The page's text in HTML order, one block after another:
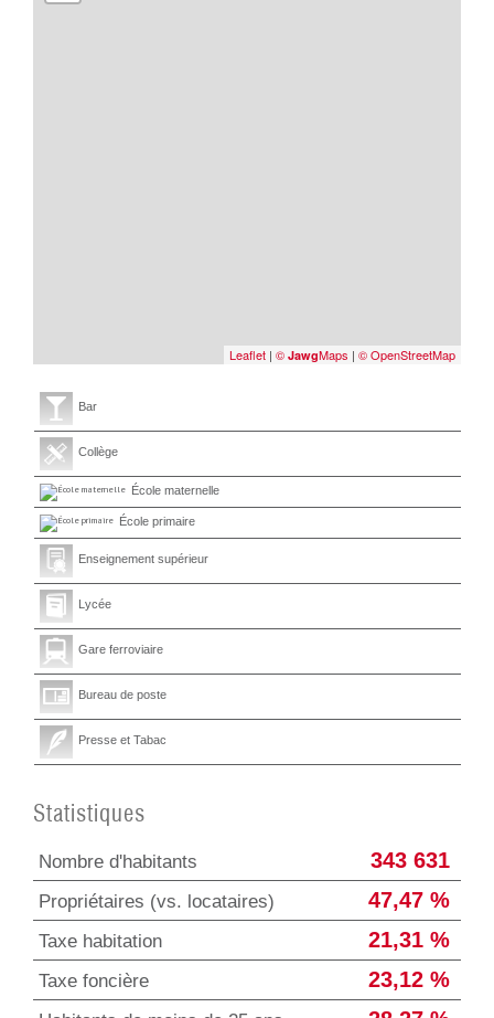
Leaflet | © JawgMaps | © OpenStreetMap
Bar
Collège
École maternelle
École primaire
Enseignement supérieur
Lycée
Gare ferroviaire
Bureau de poste
Presse et Tabac
Statistiques
Nombre d'habitants 343 631
Propriétaires (vs. locataires) 47,47 %
Taxe habitation 21,31 %
Taxe foncière 23,12 %